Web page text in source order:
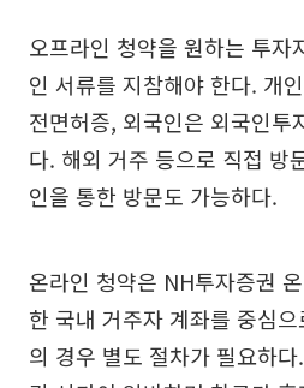
오프라인 청약을 원하는 투자
인 서류를 지참해야 한다. 개
전면허증, 외국인은 외국인투
다. 해외 거주 등으로 직접 방
인을 통한 방문도 가능하다.
온라인 청약은 NH투자증권
한 국내 거주자 계좌를 중심
의 경우 별도 절차가 필요하